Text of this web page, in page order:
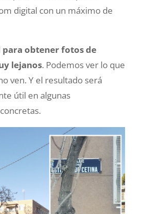
digital con un máximo de
para obtener fotos de
lejanos. Podemos ver lo que
ven. Y el resultado será
útil en algunas